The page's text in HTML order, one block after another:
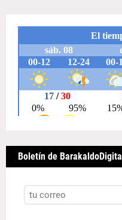
Boletín de BarakaldoDigital